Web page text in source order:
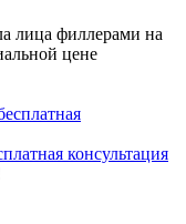
лица филлерами на
цене
консультация